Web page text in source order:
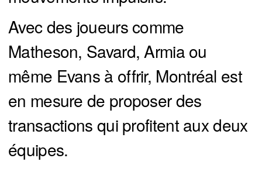
Avec des joueurs comme
Matheson, Savard, Armia ou
même Evans à offrir, Montréal est
en mesure de proposer des
transactions qui profitent aux deux
équipes.